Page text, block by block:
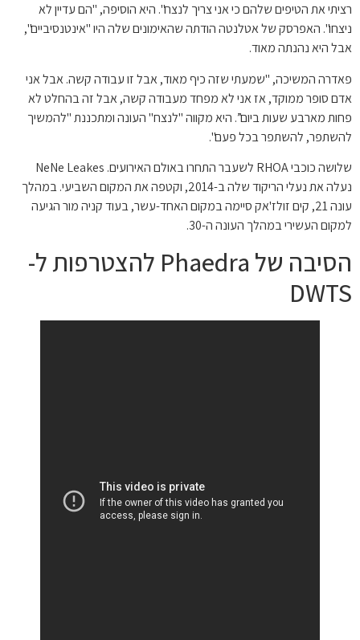
רציתי את הטיפים שלהם כי אני צריך לנצח". היא הוסיפה, "הם עדיין לא
ניצחו". האפרסק של אטלנטה הודתה שהאימונים שלה היו "אינטנסיביים",
אבל היא נהנתה מאוד.
פאדרה המשיכה, "שמעתי שזה כיף מאוד, אבל זו עבודה קשה. אבל אני
אדם סופר ממוקד, אז אני לא מפחד מעבודה קשה, אבל זה בהחלט לא
פחות מארבע שעות ביום”. היא מקווה "לנצח" העונה ומתכננת "להמשיך
להשתפר, להשתפר בכל פעם".
שלושה כוכבי RHOA לשעבר התחרו באולם האירועים. NeNe Leakes
נעלה את נעלי הריקוד שלה ב-2014, וקטפה את המקום השביעי. במהלך
עונה 21, קים זולז'אק סיימה במקום האחד-עשר, בעוד קניה מור הגיעה
למקום העשירי במהלך העונה ה-30.
הסיבה של Phaedra להצטרפות ל-
DWTS